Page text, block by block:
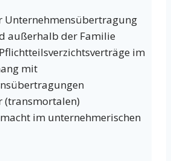
Unternehmensübertragung
außerhalb der Familie
im
mit
(transmortalen)
im unternehmerischen